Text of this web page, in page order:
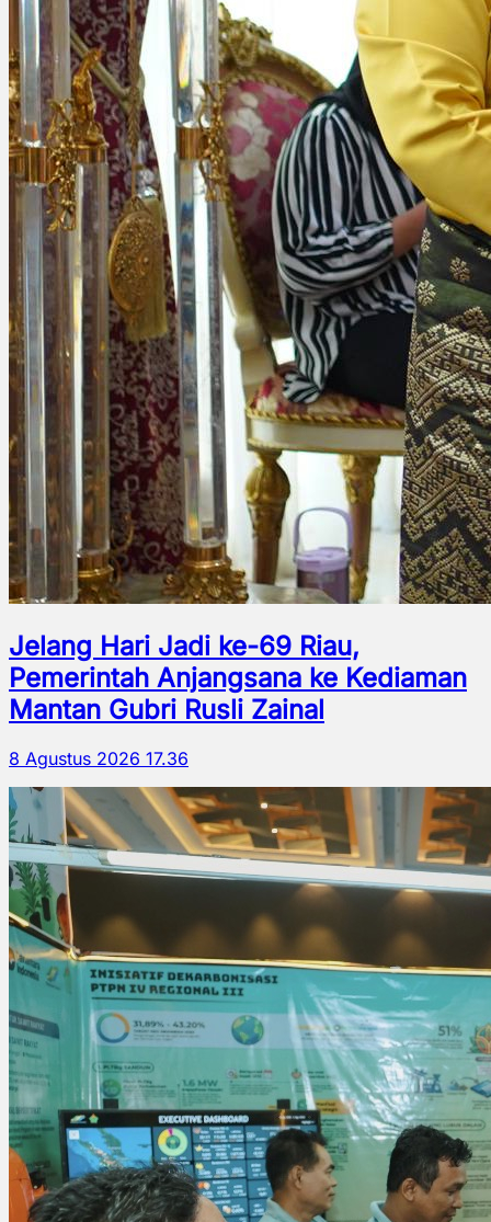
Jelang Hari Jadi ke-69 Riau,
Pemerintah Anjangsana ke Kediaman
Mantan Gubri Rusli Zainal
8 Agustus 2026 17.36